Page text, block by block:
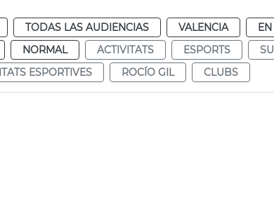
TODAS LAS AUDIENCIAS VALENCIA
NORMAL ACTIVITATS ESPORTS
ESPORTIVES ROCÍO GIL CLUBS